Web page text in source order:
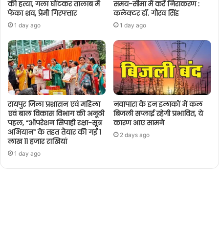
की हत्या, गला घोंटकर तालाब में
फेंका शव, प्रेमी गिरफ्तार
1 day ago
समय-सीमा में करें निराकरण :
कलेक्टर डॉ. गौरव सिंह
1 day ago
रायपुर जिला प्रशासन एवं महिला
एवं बाल विकास विभाग की अनूठी
पहल, “ऑपरेशन सिपाही रक्षा-सूत्र
अभियान” के तहत तैयार की गईं 1
लाख 11 हजार राखियां
1 day ago
नवापारा के इन इलाकों में कल
बिजली सप्लाई रहेगी प्रभावित, ये
कारण आए सामने
2 days ago